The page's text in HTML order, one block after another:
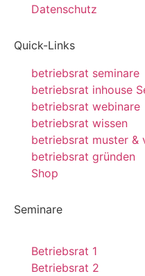
Datenschutz
Quick-Links
betriebsrat seminare
betriebsrat inhouse
betriebsrat webinare
betriebsrat wissen
betriebsrat muster &
betriebsrat gründen
Shop
Seminare
Betriebsrat 1
Betriebsrat 2